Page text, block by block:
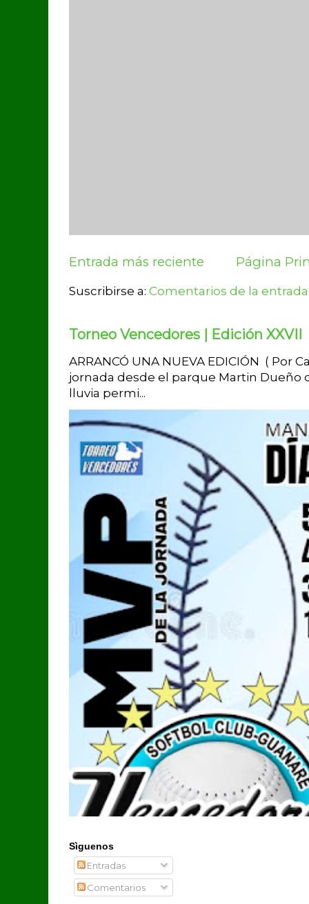
Entrada más reciente Página
Suscribirse a: Comentarios de la
Torneo Vencedores | Edición XXVII
ARRANCÓ UNA NUEVA EDICIÓN ( Por
jornada desde el parque Martin Dueño
lluvia permi...
Sìguenos
Entradas
Comentarios